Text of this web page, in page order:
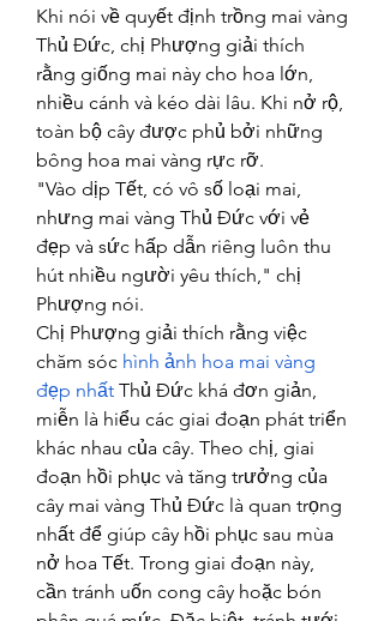
Khi nói về quyết định trồng mai vàng
Thủ Đức, chị Phượng giải thích
rằng giống mai này cho hoa lớn,
nhiều cánh và kéo dài lâu. Khi nở rộ,
toàn bộ cây được phủ bởi những
bông hoa mai vàng rực rỡ.
"Vào dịp Tết, có vô số loại mai,
nhưng mai vàng Thủ Đức với vẻ
đẹp và sức hấp dẫn riêng luôn thu
hút nhiều người yêu thích," chị
Phượng nói.
Chị Phượng giải thích rằng việc
chăm sóc hình ảnh hoa mai vàng
đẹp nhất Thủ Đức khá đơn giản,
miễn là hiểu các giai đoạn phát triển
khác nhau của cây. Theo chị, giai
đoạn hồi phục và tăng trưởng của
cây mai vàng Thủ Đức là quan trọng
nhất để giúp cây hồi phục sau mùa
nở hoa Tết. Trong giai đoạn này,
cần tránh uốn cong cây hoặc bón